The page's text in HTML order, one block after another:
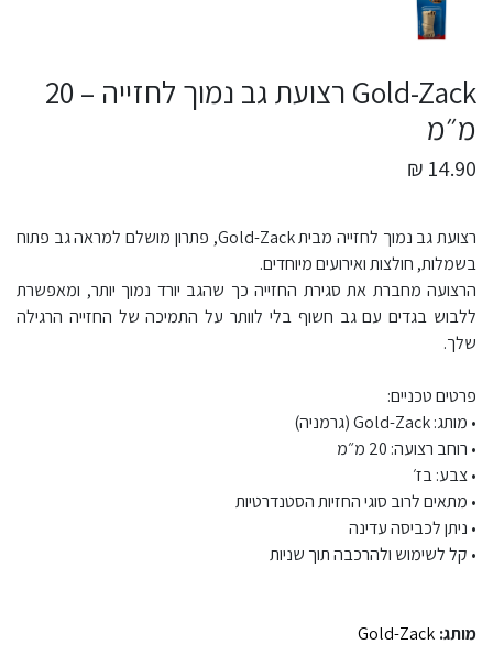
Gold-Zack רצועת גב נמוך לחזייה – 20
מ״מ
14.90 ₪
רצועת גב נמוך לחזייה מבית Gold-Zack, פתרון מושלם למראה גב פתוח
בשמלות, חולצות ואירועים מיוחדים.
הרצועה מחברת את סגירת החזייה כך שהגב יורד נמוך יותר, ומאפשרת
ללבוש בגדים עם גב חשוף בלי לוותר על התמיכה של החזייה הרגילה
שלך.
פרטים טכניים:
• מותג: Gold-Zack (גרמניה)
• רוחב רצועה: 20 מ״מ
• צבע: בז׳
• מתאים לרוב סוגי החזיות הסטנדרטיות
• ניתן לכביסה עדינה
• קל לשימוש ולהרכבה תוך שניות
מותג: Gold-Zack